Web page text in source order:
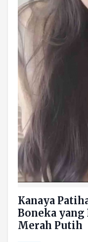
Kanaya
Boneka
Merah Putih